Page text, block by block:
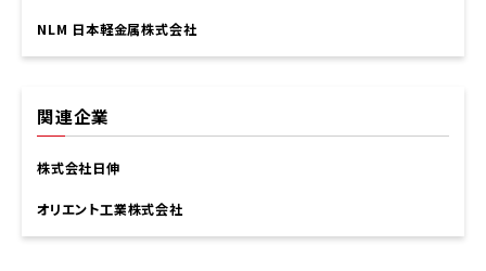
NLM 日本軽金属株式会社
関連企業
株式会社日伸
オリエント工業株式会社